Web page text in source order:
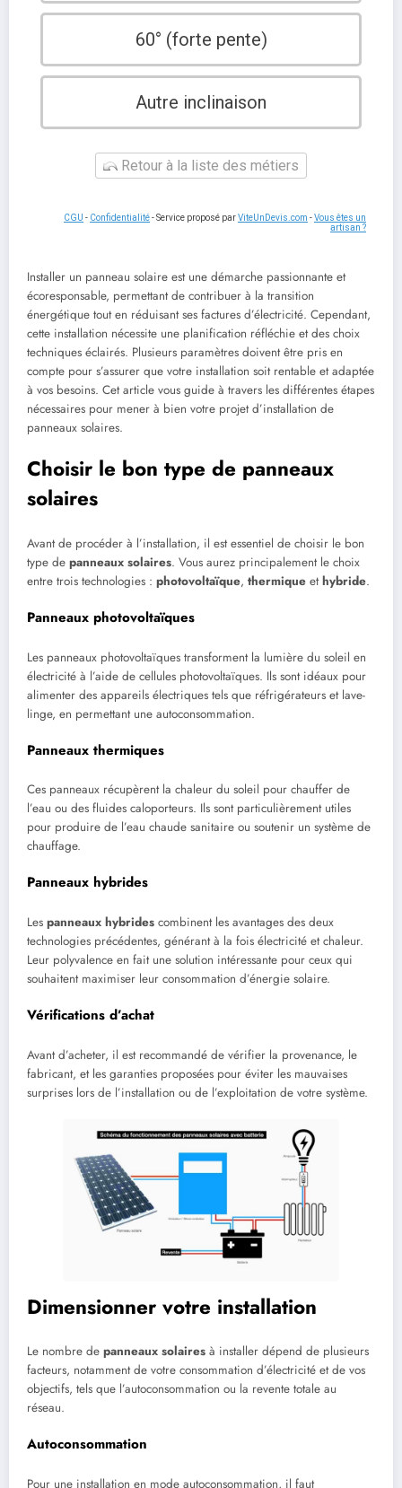
60° (forte pente)
Autre inclinaison
Retour à la liste des métiers
CGU - Confidentialité- Service proposé parViteUnDevis.com -Vous êtes un
artisan ?
Installer un panneau solaire est une démarche passionnante et
écoresponsable, permettant de contribuer à la transition
énergétique tout en réduisant ses factures d’électricité. Cependant,
cette installation nécessite une planification réfléchie et des choix
techniques éclairés. Plusieurs paramètres doivent être pris en
compte pour s’assurer que votre installation soit rentable et adaptée
à vos besoins. Cet article vous guide à travers les différentes étapes
nécessaires pour mener à bien votre projet d’installation de
panneaux solaires.
Choisir le bon type de panneaux
solaires
Avant de procéder à l’installation, il est essentiel de choisir le bon
type de panneaux solaires. Vous aurez principalement le choix
entre trois technologies : photovoltaïque, thermique ethybride.
Panneaux photovoltaïques
Les panneaux photovoltaïques transforment la lumière du soleil en
électricité à l’aide de cellules photovoltaïques. Ils sont idéaux pour
alimenter des appareils électriques tels que réfrigérateurs et lave-
linge, en permettant une autoconsommation.
Panneaux thermiques
Ces panneaux récupèrent la chaleur du soleil pour chauffer de
l’eau ou des fluides caloporteurs. Ils sont particulièrement utiles
pour produire de l’eau chaude sanitaire ou soutenir un système de
chauffage.
Panneaux hybrides
Les panneaux hybrides combinent les avantages des deux
technologies précédentes, générant à la fois électricité et chaleur.
Leur polyvalence en fait une solution intéressante pour ceux qui
souhaitent maximiser leur consommation d’énergie solaire.
Vérifications d’achat
Avant d’acheter, il est recommandé de vérifier la provenance, le
fabricant, et les garanties proposées pour éviter les mauvaises
surprises lors de l’installation ou de l’exploitation de votre système.
Dimensionner votre installation
Le nombre de panneaux solaires à installer dépend de plusieurs
facteurs, notamment de votre consommation d’électricité et de vos
objectifs, tels que l’autoconsommation ou la revente totale au
réseau.
Autoconsommation
Pour une installation en mode autoconsommation, il faut